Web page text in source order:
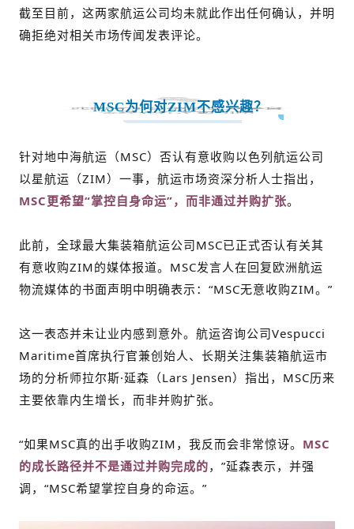
截至目前，这两家航运公司均未就此作出任何确认，并明
确拒绝对相关市场传闻发表评论。
MSC为何对ZIM不感兴趣？
针对地中海航运（MSC）否认有意收购以色列航运公司
以星航运（ZIM）一事，航运市场资深分析人士指出，
MSC更希望“掌控自身命运”，而非通过并购扩张。
此前，全球最大集装箱航运公司MSC已正式否认有关其
有意收购ZIM的媒体报道。MSC发言人在回复欧洲航运
物流媒体的书面声明中明确表示：“MSC无意收购ZIM。”
这一表态并未让业内感到意外。航运咨询公司Vespucci
Maritime首席执行官兼创始人、长期关注集装箱航运市
场的分析师拉尔斯·延森（Lars Jensen）指出，MSC历来
主要依靠内生增长，而非并购扩张。
“如果MSC真的出手收购ZIM，我反而会非常惊讶。 MSC
的成长路径并不是通过并购完成的，”延森表示，并强
调，“MSC希望掌控自身的命运。”